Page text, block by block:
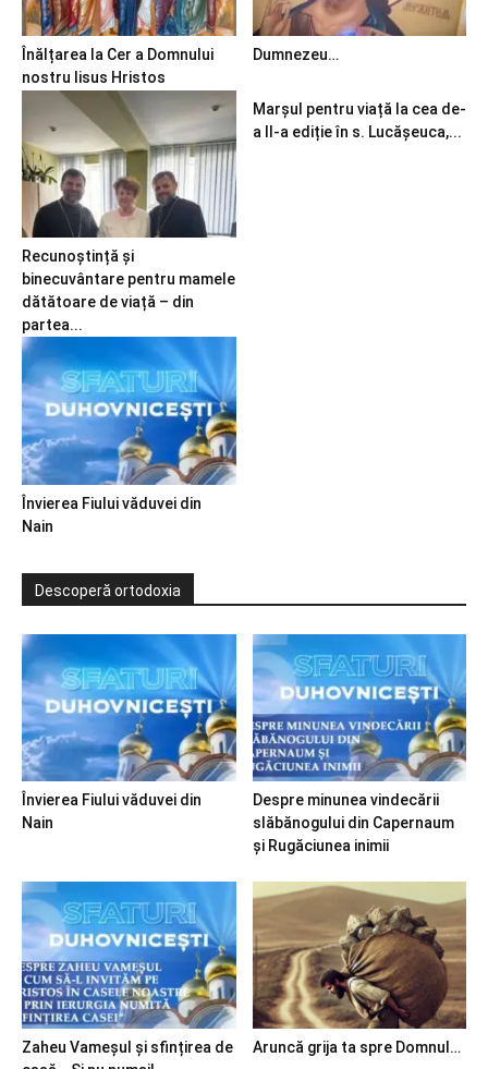
Înălțarea la Cer a Domnului
nostru Iisus Hristos
Dumnezeu…
Recunoștință și
binecuvântare pentru mamele
dătătoare de viață – din
partea...
Marșul pentru viață la cea de-
a II-a ediție în s. Lucășeuca,...
Învierea Fiului văduvei din
Nain
Descoperă ortodoxia
Învierea Fiului văduvei din
Nain
Despre minunea vindecării
slăbănogului din Capernaum
și Rugăciunea inimii
Zaheu Vameșul și sfințirea de
Aruncă grija ta spre Domnul…